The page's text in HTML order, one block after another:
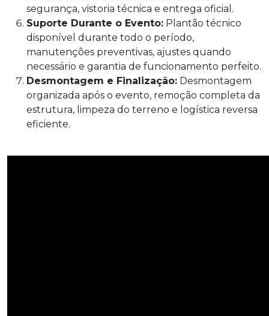
segurança, vistoria técnica e entrega oficial.
Suporte Durante o Evento: Plantão técnico
disponível durante todo o período,
manutenções preventivas, ajustes quando
necessário e garantia de funcionamento perfeito.
Desmontagem e Finalização: Desmontagem
organizada após o evento, remoção completa da
estrutura, limpeza do terreno e logística reversa
eficiente.